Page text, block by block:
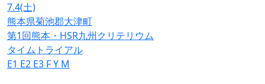
7.4(土)
熊本県菊池郡大津町
第1回熊本・HSR九州クリテリウム
タイムトライアル
E1 E2 E3 FY M